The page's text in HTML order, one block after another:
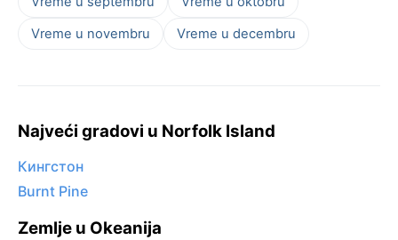
Vreme u novembru
Vreme u decembru
Najveći gradovi u Norfolk Island
Кингстон
Burnt Pine
Zemlje u Okeanija